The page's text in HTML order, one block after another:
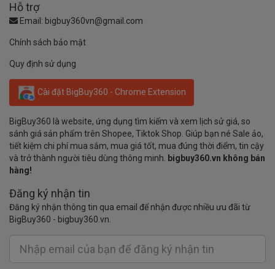
Hỗ trợ
Email: bigbuy360vn@gmail.com
Chính sách bảo mật
Quy định sử dụng
Cài đặt BigBuy360 - Chrome Extension
BigBuy360 là website, ứng dụng tìm kiếm và xem lịch sử giá, so
sánh giá sản phẩm trên Shopee, Tiktok Shop. Giúp bạn né Sale ảo,
tiết kiệm chi phí mua sắm, mua giá tốt, mua đúng thời điểm, tin cậy
và trở thành người tiêu dùng thông minh. bigbuy360.vn không bán
hàng!
Đăng ký nhận tin
Đăng ký nhận thông tin qua email để nhận được nhiều ưu đãi từ
BigBuy360 - bigbuy360.vn.